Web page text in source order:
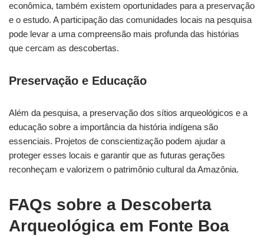
econômica, também existem oportunidades para a preservação
e o estudo. A participação das comunidades locais na pesquisa
pode levar a uma compreensão mais profunda das histórias
que cercam as descobertas.
Preservação e Educação
Além da pesquisa, a preservação dos sítios arqueológicos e a
educação sobre a importância da história indígena são
essenciais. Projetos de conscientização podem ajudar a
proteger esses locais e garantir que as futuras gerações
reconheçam e valorizem o patrimônio cultural da Amazônia.
FAQs sobre a Descoberta
Arqueológica em Fonte Boa